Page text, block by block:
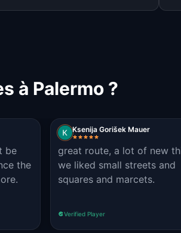
à Palermo ?
be
the
Ksenija Gorišek Mauer
great route, a lot of new
we liked small streets and
squares and marcets.
Verified Player